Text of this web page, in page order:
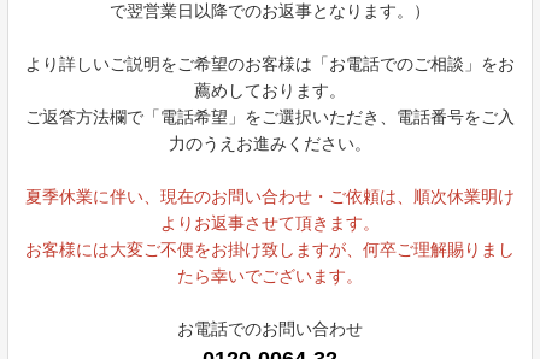
で翌営業日以降でのお返事となります。）
より詳しいご説明をご希望のお客様は「お電話でのご相談」をお
薦めしております。
ご返答方法欄で「電話希望」をご選択いただき、電話番号をご入
力のうえお進みください。
夏季休業に伴い、現在のお問い合わせ・ご依頼は、順次休業明け
よりお返事させて頂きます。
お客様には大変ご不便をお掛け致しますが、何卒ご理解賜りまし
たら幸いでございます。
お電話でのお問い合わせ